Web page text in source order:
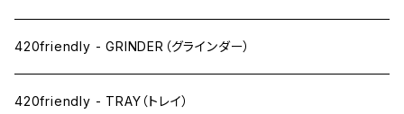
SW(シングルワイド）サイズ
1 1/4サイズ
420friendly - GRINDER（グラインダー）
420friendly - TRAY（トレイ）